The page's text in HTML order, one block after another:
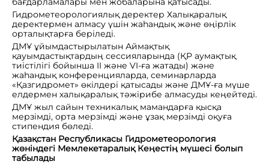
Гидрометеорологиялық деректер Халықаралық
деректермен алмасу үшін жаһандық және өңірлік
орталықтарға беріледі.
ДМҰ ұйымдастырылатын Аймақтық
қауымдастықтардың сессияларында (ҚР аумақтық
тиістілігі бойынша II және VI-ға жатады) және
жаһандық конференцияларда, семинарларда
«Қазгидромет» өкілдері қатысады және ДМҰ-ға мүше
елдермен халықаралық тәжірибе алмасуды кеңейтеді.
ДМҰ жыл сайын техникалық мамандарға қысқа
мерзімді, орта мерзімді және ұзақ мерзімді оқуға
стипендия бөледі.
Қазақстан Республикасы Гидрометеорология
жөніндегі Мемлекетаралық Кеңестің мүшесі болып
табылады